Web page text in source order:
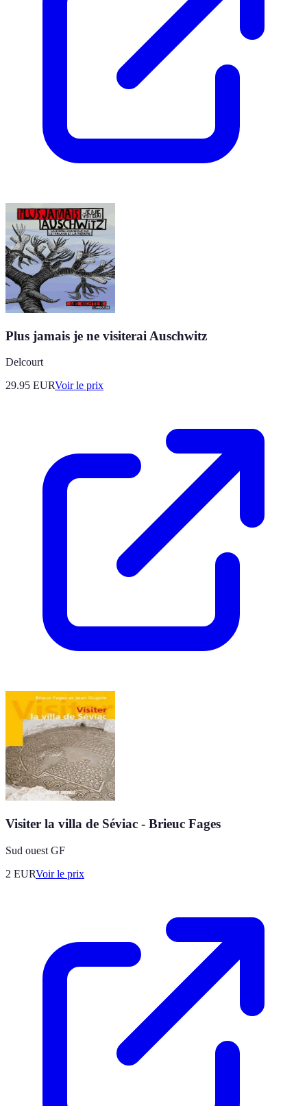
Plus jamais je ne visiterai Auschwitz
Delcourt
29.95 EURVoir le prix
Visiter la villa de Séviac - Brieuc Fages
Sud ouest GF
2 EURVoir le prix